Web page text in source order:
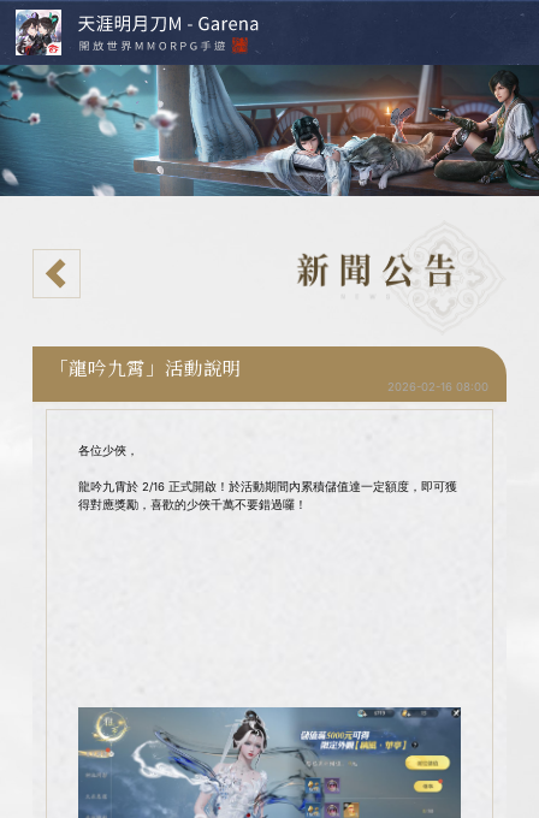
「龍吟九霄」活動說明
2026-02-16 08:00
各位少俠，
龍吟九霄於 2/16 正式開啟！於活動期間內累積儲值達一定額度，即可獲
得對應獎勵，喜歡的少俠千萬不要錯過囉！